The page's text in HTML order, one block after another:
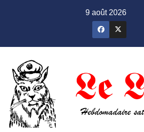
9 août 2026